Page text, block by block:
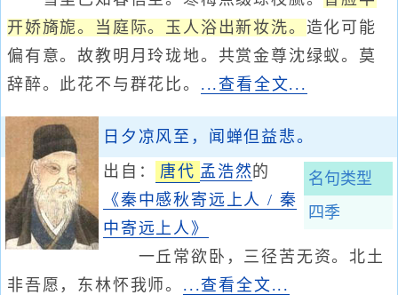
开娇旖旎。当庭际。玉人浴出新妆洗。 造化可能
偏有意。故教明月玲珑地。共赏金尊沈绿蚁。莫
辞醉。此花不与群花比。 ...查看全文...
日夕凉风至，闻蝉但益悲。
名句类型
四季
出自： 唐代 孟浩然 的
《秦中感秋寄远上人 / 秦
中寄远上人》
一丘常欲卧，三径苦无资。北土
非吾愿，东林怀我师。 ...查看全文...